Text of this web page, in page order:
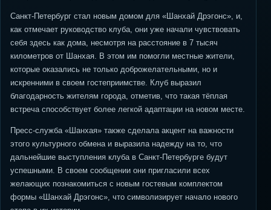
Санкт-Петербург стал новым домом для «Шанхай Дрэгонс», и,
как отмечает руководство клуба, они уже начали чувствовать
себя здесь как дома, несмотря на расстояние в 7 тысяч
километров от Шанхая. В этом им помогли местные жители,
которые оказались не только доброжелательными, но и
искренними в своем гостеприимстве. Клуб выразил
благодарность жителям города, отметив, что такая тёплая
встреча способствует более легкой адаптации на новом месте.
Пресс-служба «Шанхая» также сделала акцент на важности
этого культурного обмена и выразила надежду на то, что
дальнейшие выступления клуба в Санкт-Петербурге будут
успешными. В своем сообщении они пригласили всех
желающих познакомиться с новым гостевым комплектом
формы «Шанхай Дрэгонс», что символизирует начало нового